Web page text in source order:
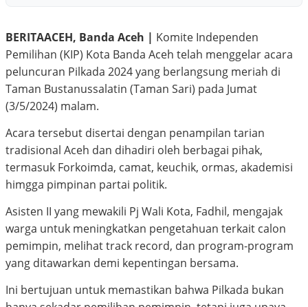
BERITAACEH, Banda Aceh | Komite Independen
Pemilihan (KIP) Kota Banda Aceh telah menggelar acara
peluncuran Pilkada 2024 yang berlangsung meriah di
Taman Bustanussalatin (Taman Sari) pada Jumat
(3/5/2024) malam.
Acara tersebut disertai dengan penampilan tarian
tradisional Aceh dan dihadiri oleh berbagai pihak,
termasuk Forkoimda, camat, keuchik, ormas, akademisi
himgga pimpinan partai politik.
Asisten II yang mewakili Pj Wali Kota, Fadhil, mengajak
warga untuk meningkatkan pengetahuan terkait calon
pemimpin, melihat track record, dan program-program
yang ditawarkan demi kepentingan bersama.
Ini bertujuan untuk memastikan bahwa Pilkada bukan